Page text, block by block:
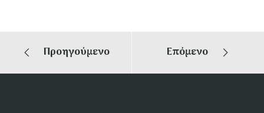
Προηγούμενο Επόμενο